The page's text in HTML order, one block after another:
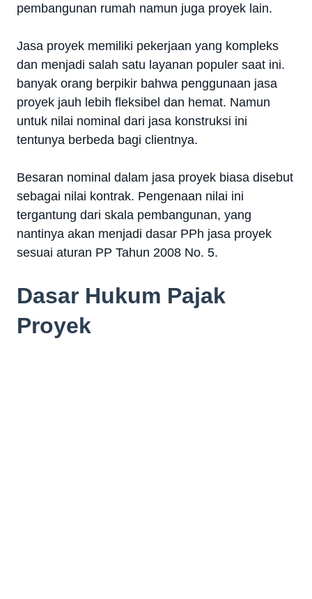
pembangunan rumah namun juga proyek lain.
Jasa proyek memiliki pekerjaan yang kompleks
dan menjadi salah satu layanan populer saat ini.
banyak orang berpikir bahwa penggunaan jasa
proyek jauh lebih fleksibel dan hemat. Namun
untuk nilai nominal dari jasa konstruksi ini
tentunya berbeda bagi clientnya.
Besaran nominal dalam jasa proyek biasa disebut
sebagai nilai kontrak. Pengenaan nilai ini
tergantung dari skala pembangunan, yang
nantinya akan menjadi dasar PPh jasa proyek
sesuai aturan PP Tahun 2008 No. 5.
Dasar Hukum Pajak
Proyek